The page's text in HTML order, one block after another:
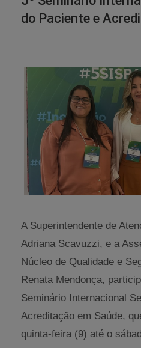
do Paciente e
A Superintendente de
Adriana Scavuzzi, e a
Núcleo de Qualidade e
Renata Mendonça,
Seminário Internacional
Acreditação em Saúde,
quinta-feira (9) até o